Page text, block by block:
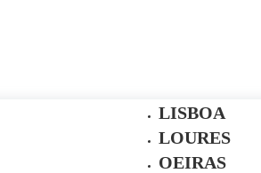
LISBOA
LOURES
OEIRAS